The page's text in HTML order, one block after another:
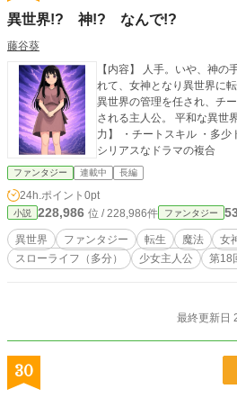
異世界!? 神!? なんで!?
藤谷葵
【内容】 人手。いや、神の
れて、女神となり異世界に
異世界の管理を任され、チ
される主人公。 平和な異世界を取
力】 ・チートスキル ・多
シリアスなドラマの複合
ファンタジー 連載中 長編
24h.ポイント 0pt
小説 228,986 位 / 228,986件 ファンタジー
異世界 ファンタジー 転生 魔法 女
スローライフ（多分）
少女主人公 第18
最終更新日
30